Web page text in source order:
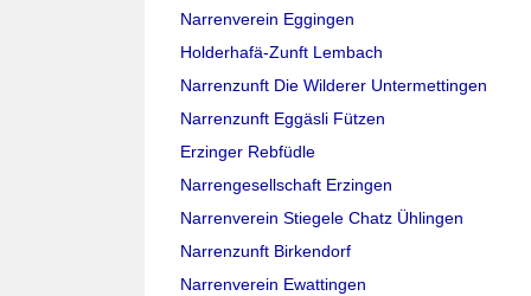
Narrenverein Eggingen
Holderhafä-Zunft Lembach
Narrenzunft Die Wilderer Untermettingen
Narrenzunft Eggäsli Fützen
Erzinger Rebfüdle
Narrengesellschaft Erzingen
Narrenverein Stiegele Chatz Ühlingen
Narrenzunft Birkendorf
Narrenverein Ewattingen